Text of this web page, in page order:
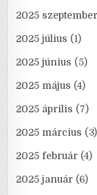
2025 szeptember
2025 július (1)
2025 június (5)
2025 május (4)
2025 április (7)
2025 március (3)
2025 február (4)
2025 január (6)